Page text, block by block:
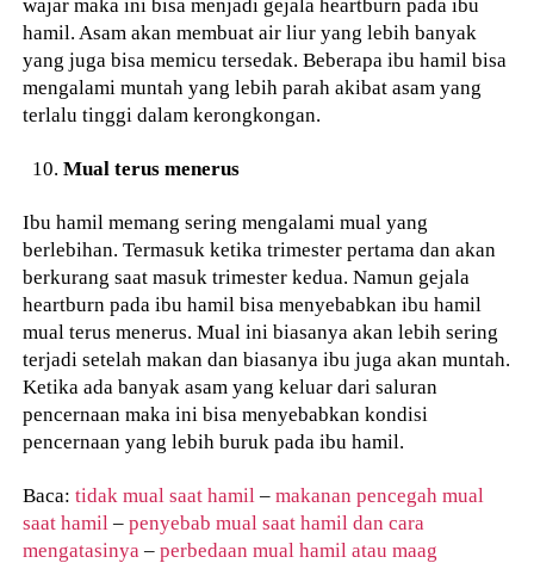
hamil. Asam akan membuat air liur yang lebih banyak
yang juga bisa memicu tersedak. Beberapa ibu hamil bisa
mengalami muntah yang lebih parah akibat asam yang
terlalu tinggi dalam kerongkongan.
Mual terus menerus
Ibu hamil memang sering mengalami mual yang
berlebihan. Termasuk ketika trimester pertama dan akan
berkurang saat masuk trimester kedua. Namun gejala
heartburn pada ibu hamil bisa menyebabkan ibu hamil
mual terus menerus. Mual ini biasanya akan lebih sering
terjadi setelah makan dan biasanya ibu juga akan muntah.
Ketika ada banyak asam yang keluar dari saluran
pencernaan maka ini bisa menyebabkan kondisi
pencernaan yang lebih buruk pada ibu hamil.
Baca:tidak mual saat hamil –makanan pencegah mual
saat hamil –penyebab mual saat hamil dan cara
mengatasinya –perbedaan mual hamil atau maag